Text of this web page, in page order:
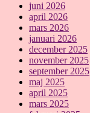
juni 2026
april 2026
mars 2026
januari 2026
december 2025
november 2025
september 2025
maj 2025
april 2025
mars 2025